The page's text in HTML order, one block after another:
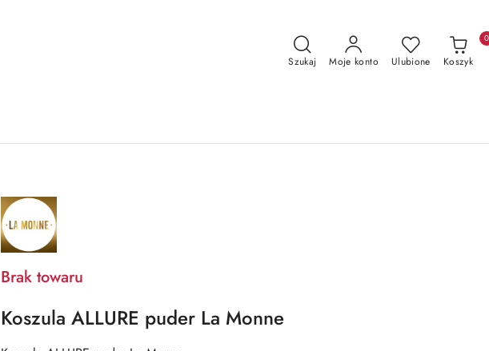
Szukaj Moje konto Ulubione Koszyk
0
NAZWA
PRODUCENTA:
LA
MONNE
Brak towaru
Koszula ALLURE puder La Monne